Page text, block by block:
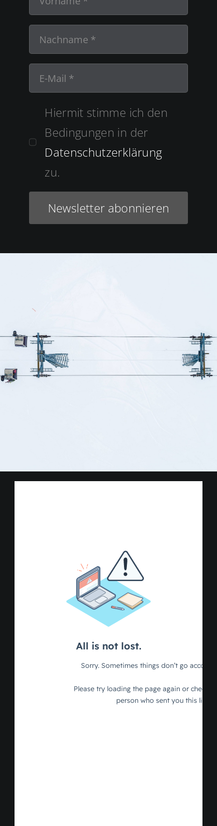
Hiermit stimme ich den
Bedingungen in der
Datenschutzerklärung
zu.
Newsletter abonnieren